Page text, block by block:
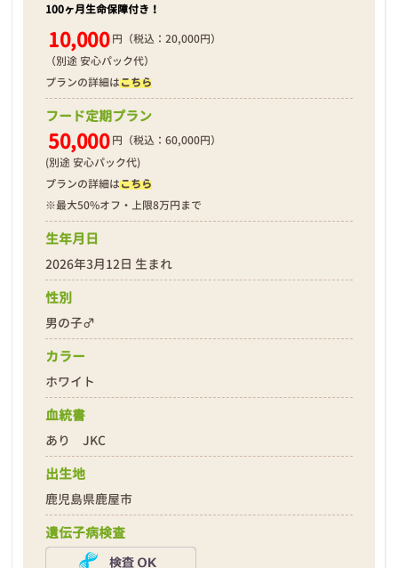
100ヶ月生命保障付き！
10,000 円（税込：20,000円）
（別途 安心パック代）
プランの詳細はこちら
フード定期プラン
50,000 円（税込：60,000円）
(別途 安心パック代)
プランの詳細はこちら
※最大50%オフ・上限8万円まで
生年月日
2026年3月12日 生まれ
性別
男の子♂
カラー
ホワイト
血統書
あり JKC
出生地
鹿児島県鹿屋市
遺伝子病検査